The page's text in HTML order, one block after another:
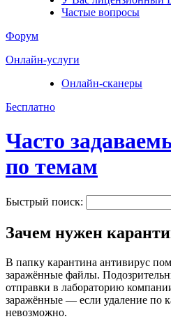
Частые вопросы
Форум
Онлайн-услуги
Онлайн-сканеры
Бесплатно
Часто
по темам
Быстрый поиск:
Зачем нужен
В папку карантина антивирус
заражённые файлы.
отправки в лабораторию
заражённые — если удаление по
невозможно.